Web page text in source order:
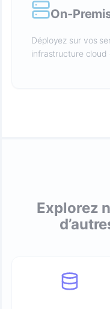
On-
Déployez sur vos
infrastructure cloud
Explorez